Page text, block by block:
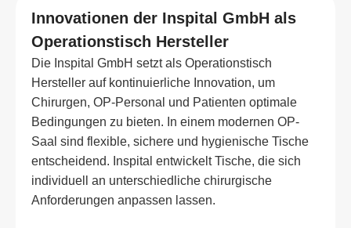
Innovationen der Inspital GmbH als
Operationstisch Hersteller
Die Inspital GmbH setzt als Operationstisch
Hersteller auf kontinuierliche Innovation, um
Chirurgen, OP-Personal und Patienten optimale
Bedingungen zu bieten. In einem modernen OP-
Saal sind flexible, sichere und hygienische Tische
entscheidend. Inspital entwickelt Tische, die sich
individuell an unterschiedliche chirurgische
Anforderungen anpassen lassen.